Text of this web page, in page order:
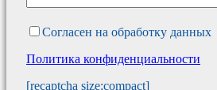
Согласен на обработку данных
Политика конфиденциальности
[recaptcha size:compact]